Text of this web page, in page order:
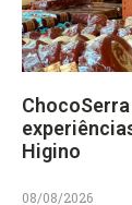
Higino
08/08/2026